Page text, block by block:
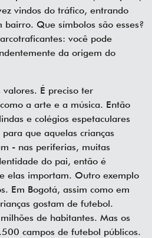
vindos do tráfico, entrando
Que símbolos são esses?
você pode
da origem do
É preciso ter
a arte e a música. Então
e colégios espetaculares
que aquelas crianças
- nas periferias, muitas
do pai, então é
elas importam. Outro exemplo
Em Bogotá, assim como em
gostam de futebol.
de habitantes. Mas os
campos de futebol públicos.